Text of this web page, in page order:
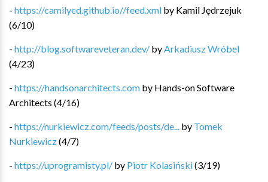
- https://camilyed.github.io//feed.xml by Kamil Jędrzejuk
(6/10)
- http://blog.softwareveteran.dev/ by Arkadiusz Wróbel
(4/23)
- https://handsonarchitects.com by Hands-on Software
Architects (4/16)
- https://nurkiewicz.com/feeds/posts/de... by Tomek
Nurkiewicz(4/7)
- https://uprogramisty.pl/ by Piotr Kolasiński(3/19)